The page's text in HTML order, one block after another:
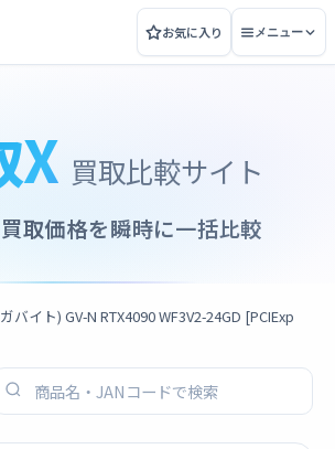
お気に入り メニュー
X 買取比較サイト
取価格を瞬時に一括比較
バイト) GV-N RTX4090 WF3V2-24GD [PCIExp